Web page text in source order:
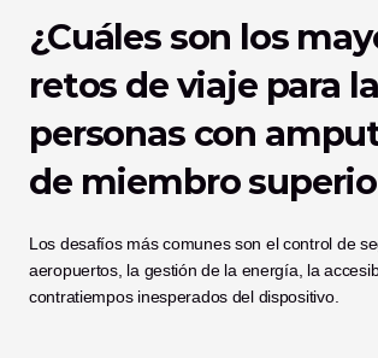
¿Cuáles son los
retos de viaje para
personas con
de miembro
Los desafíos más comunes son el control de
aeropuertos, la gestión de la energía, la
contratiempos inesperados del dispositivo.